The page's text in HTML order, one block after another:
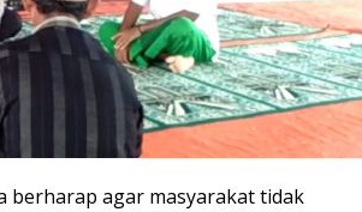
berharap agar masyarakat tidak